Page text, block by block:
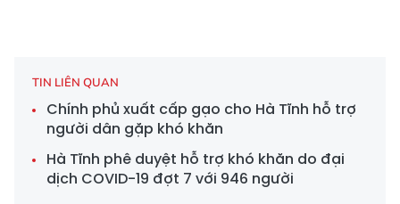
TIN LIÊN QUAN
Chính phủ xuất cấp gạo cho Hà Tĩnh hỗ trợ
người dân gặp khó khăn
Hà Tĩnh phê duyệt hỗ trợ khó khăn do đại
dịch COVID-19 đợt 7 với 946 người